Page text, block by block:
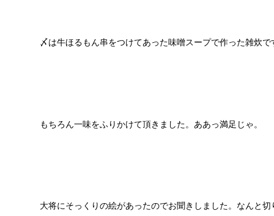
〆は牛ほるもん串をつけてあった味噌スープで作った雑炊
もちろん一味をふりかけて頂きました。ああっ満足じゃ。
大将にそっくりの絵があったのでお聞きしました。なんと